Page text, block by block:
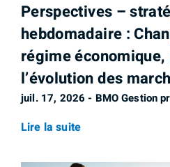
Perspectives –
hebdomadaire :
régime
l’évolution des
juil. 17, 2026 - BMO Gestion
Lire la suite